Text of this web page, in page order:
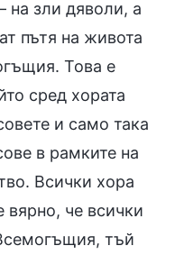
на зли дяволи, а
пътя на живота
Това е
сред хората
и само така
в рамките на
Всички хора
вярно, че всички
тъй